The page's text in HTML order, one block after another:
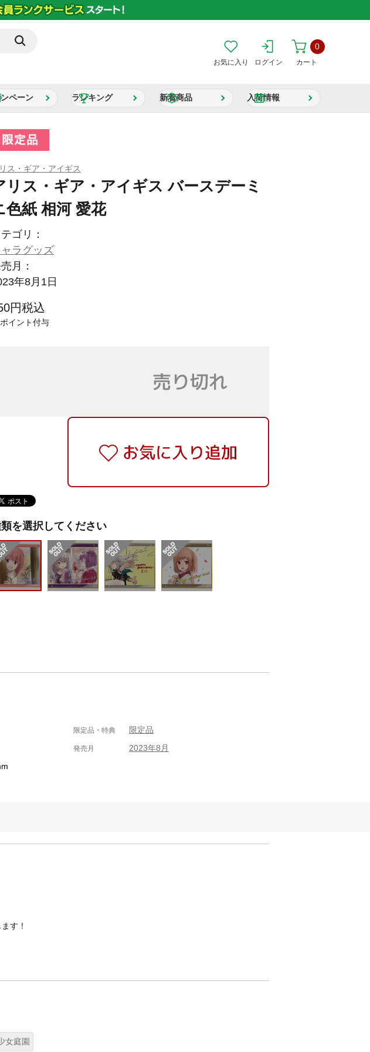
お気に入り ログイン カート
0
ペーン ランキング 新着商品 入荷情報
ス・ギア・アイギス
リス・ギア・アイギス バースデーミ
色紙 相河 愛花
ゴリ：
ラグッズ
月：
年8月1日
円税込
ポイント付与
を選択してください
限定品・特典 限定品
発売月 2023年8月
す！
女庭園